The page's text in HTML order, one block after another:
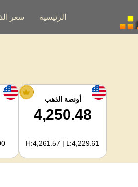
الرئيسية سعر
أونصة الذهب
4,250.48
H:4,261.57 | L:4,229.61